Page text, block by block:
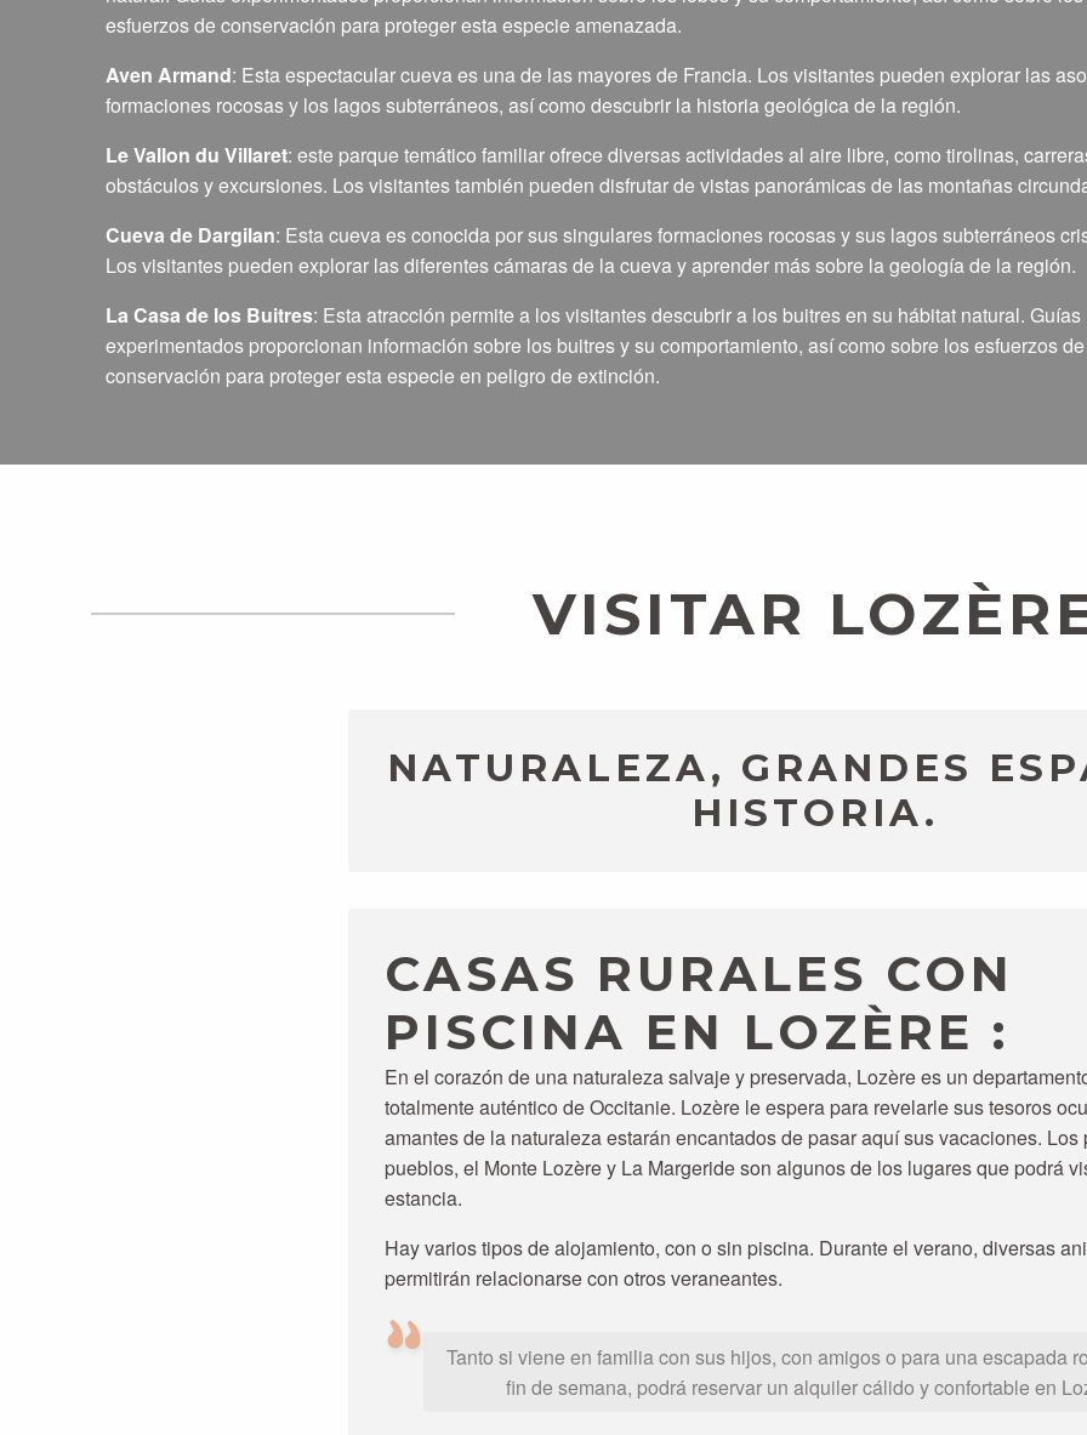
esfuerzos de conservación para proteger esta especie amenazada.
Aven Armand: Esta espectacular cueva es una de las mayores de Francia. Los visitantes pueden explorar las
formaciones rocosas y los lagos subterráneos, así como descubrir la historia geológica de la región.
Le Vallon du Villaret: este parque temático familiar ofrece diversas actividades al aire libre, como tirolinas,
obstáculos y excursiones. Los visitantes también pueden disfrutar de vistas panorámicas de las montañas
Cueva de Dargilan: Esta cueva es conocida por sus singulares formaciones rocosas y sus lagos subterráneos
Los visitantes pueden explorar las diferentes cámaras de la cueva y aprender más sobre la geología de la región.
La Casa de los Buitres: Esta atracción permite a los visitantes descubrir a los buitres en su hábitat natural. Guías
experimentados proporcionan información sobre los buitres y su comportamiento, así como sobre los esfuerzos de
conservación para proteger esta especie en peligro de extinción.
VISITAR
NATURALEZA, GRANDES
HISTORIA.
CASAS RURALES CON
PISCINA EN LOZÈRE :
En el corazón de una naturaleza salvaje y preservada, Lozère es un
totalmente auténtico de Occitanie. Lozère le espera para revelarle sus tesoros
amantes de la naturaleza estarán encantados de pasar aquí sus vacaciones. Los
pueblos, el Monte Lozère y La Margeride son algunos de los lugares que podrá
estancia.
Hay varios tipos de alojamiento, con o sin piscina. Durante el verano, diversas
permitirán relacionarse con otros veraneantes.
Tanto si viene en familia con sus hijos, con amigos o para una escapada
fin de semana, podrá reservar un alquiler cálido y confortable en